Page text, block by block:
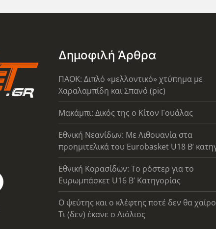
Δημοφιλή Άρθρα
ΠΑΟΚ: Διπλό «μελλοντικό» χτύπημα με
Χαραλαμπίδη και Σπανό (pic)
Μακάμπι: Δικός της ο Κίτον Γουάλας
Εθνική Νεανίδων: Με Λιθουανία στα
προημιτελικά του Eurobasket U18 Β’
Εθνική Κορασίδων: Το ρόστερ για το
Ευρωμπάσκετ U16 B’ Κατηγορίας
Ο ψεύτης και ο κλέφτης ποτέ δεν θα
Τι (δεν) έκανε ο Λιόλιος